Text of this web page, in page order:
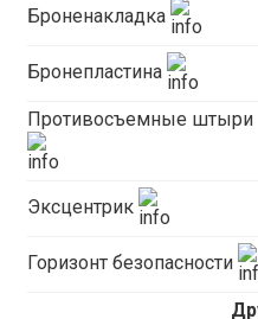
Броненакладка
Бронепластина
Противосъемные штыри
Эксцентрик
Горизонт безопасности